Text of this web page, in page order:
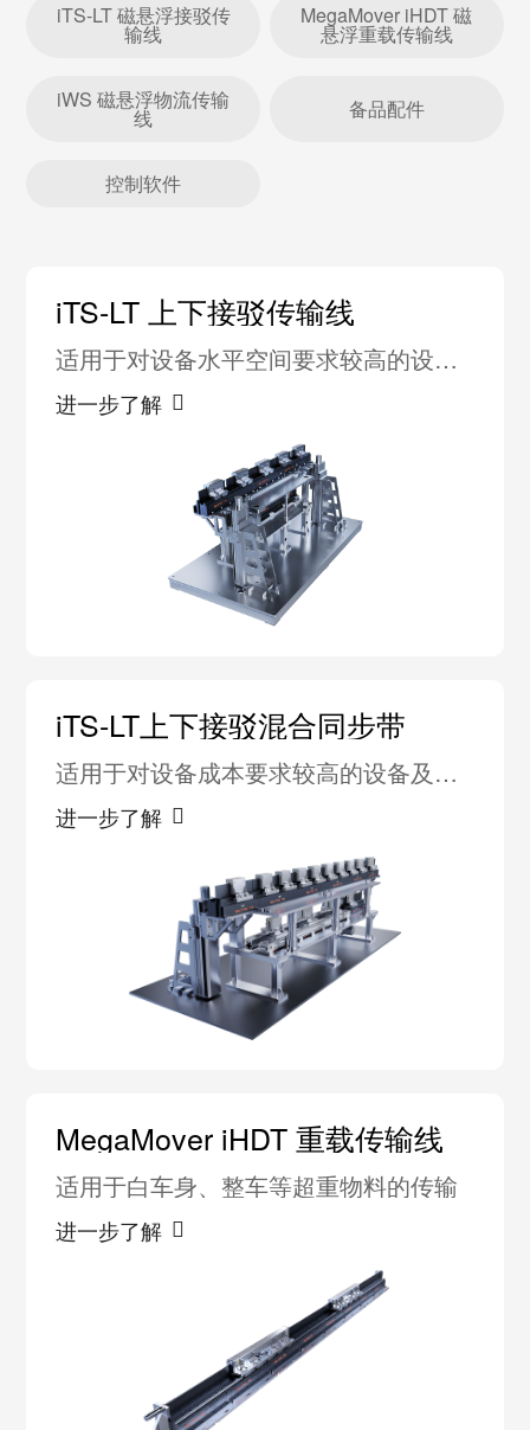
iTS-LT 磁悬浮接驳传
输线
MegaMover iHDT 磁
悬浮重载传输线
iWS 磁悬浮物流传输
线 备品配件
控制软件
iTS-LT 上下接驳传输线
适用于对设备水平空间要求较高的设备
及应用
进一步了解
iTS-LT上下接驳混合同步带
适用于对设备成本要求较高的设备及应
用
进一步了解
MegaMover iHDT 重载传输线
适用于白车身、整车等超重物料的传输
进一步了解